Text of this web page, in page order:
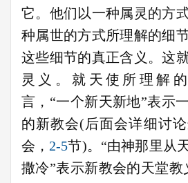
它。他们以一种属灵的方
种属世的方式所理解的细
这些细节的真正含义。这
灵义。就天使所理解
言，“一个新天新地”表示
的新教会(后面会详细讨
会， 2-5节)。“由神那里从
撒冷”表示新教会的天堂教